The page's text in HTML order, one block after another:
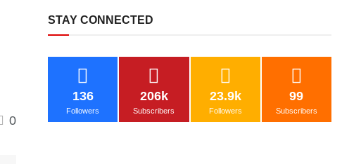
0
STAY CONNECTED
136
Followers
206k
Subscribers
23.9k
Followers
99
Subscribers